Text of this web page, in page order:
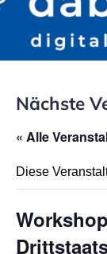
Nächste
« Alle
Diese